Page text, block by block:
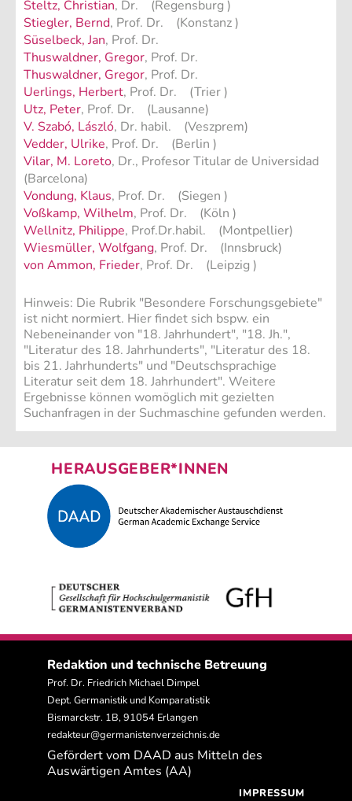
Steltz, Christian, Dr. (Regensburg )
Stiegler, Bernd, Prof. Dr. (Konstanz )
Süselbeck, Jan, Prof. Dr.
Thuswaldner, Gregor, Prof. Dr.
Thuswaldner, Gregor, Prof. Dr.
Uerlings, Herbert, Prof. Dr. (Trier )
Utz, Peter, Prof. Dr. (Lausanne)
V. Szabó, László, Dr. habil. (Veszprem)
Vedder, Ulrike, Prof. Dr. (Berlin )
Vilar, M. Loreto, Dr., Profesor Titular de Universidad
(Barcelona)
Vondung, Klaus, Prof. Dr. (Siegen )
Voßkamp, Wilhelm, Prof. Dr. (Köln )
Wellnitz, Philippe, Prof.Dr.habil. (Montpellier)
Wiesmüller, Wolfgang, Prof. Dr. (Innsbruck)
von Ammon, Frieder, Prof. Dr. (Leipzig )
Hinweis: Die Rubrik "Besondere Forschungsgebiete"
ist nicht normiert. Hier findet sich bspw. ein
Nebeneinander von "18. Jahrhundert", "18. Jh.",
"Literatur des 18. Jahrhunderts", "Literatur des 18.
bis 21. Jahrhunderts" und "Deutschsprachige
Literatur seit dem 18. Jahrhundert". Weitere
Ergebnisse können womöglich mit gezielten
Suchanfragen in der Suchmaschine gefunden werden.
HERAUSGEBER*INNEN
Redaktion und technische Betreuung
Prof. Dr. Friedrich Michael Dimpel
Dept. Germanistik und Komparatistik
Bismarckstr. 1B, 91054 Erlangen
redakteur@germanistenverzeichnis.de
Gefördert vom DAAD aus Mitteln des
Auswärtigen Amtes (AA)
IMPRESSUM